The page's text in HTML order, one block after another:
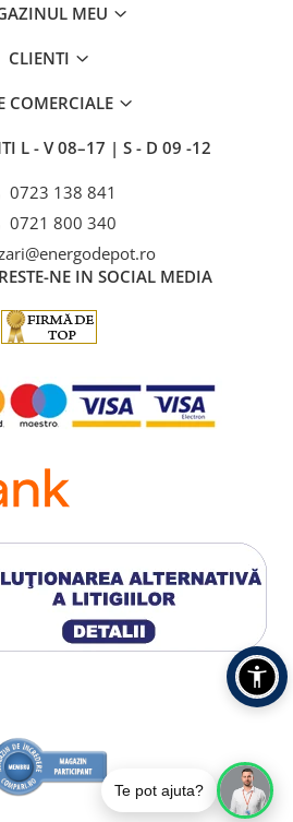
MEU
CLIENTI
COMERCIALE
L - V 08–17 | S - D 09 -12
0723 138 841
0721 800 340
NE IN SOCIAL MEDIA
Te pot ajuta?